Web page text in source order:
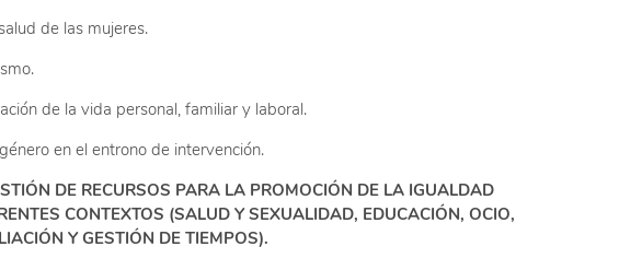
de las mujeres.
de la vida personal, familiar y laboral.
en el entrono de intervención.
DE RECURSOS PARA LA PROMOCIÓN DE LA IGUALDAD
CONTEXTOS (SALUD Y SEXUALIDAD, EDUCACIÓN, OCIO,
Y GESTIÓN DE TIEMPOS).